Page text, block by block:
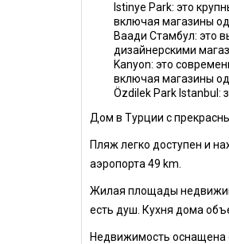
Istinye Park: это
включая магазины
Ваади Стамбул: это
дизайнерскими
Kanyon: это
включая магазины
Özdilek Park Istanbul:
Дом в Турции с
Пляж легко доступен и
аэропорта 49 km.
Жилая площады
есть душ. Кухня дома
Недвижимость оснащена